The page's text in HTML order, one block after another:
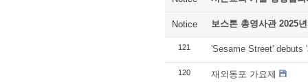
Notice 보스톤 총영사관 2025
121 'Sesame Street' debuts
120 재외동포 가요제